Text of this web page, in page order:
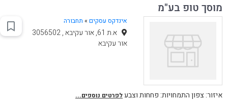
מוסך טופ בע"מ
אינדקס עסקים » תחבורה
א.ת 61, אור עקיבא , 3056502
אור עקיבא
איזור: צפון התמחויות: פחחות וצבעלפרטים נוספים...